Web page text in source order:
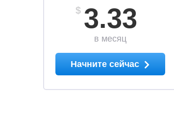
$ 3.33
в месяц
Начните сейчас